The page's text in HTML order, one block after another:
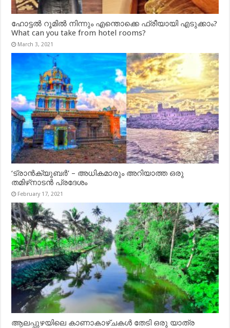
ഹോട്ടൽ റൂമിൽ നിന്നും എന്തൊക്കെ ഫ്രീയായി എടുക്കാം?
What can you take from hotel rooms?
March 3, 2021
‘ട്രാൻക്യുബർ’ – അധികമാരും അറിയാത്ത ഒരു
തമിഴ്‌നാടൻ പ്രദേശം
February 17, 2021
ആലപ്പുഴയിലെ കാണാകാഴ്ചകൾ തേടി ഒരു യാത്ര